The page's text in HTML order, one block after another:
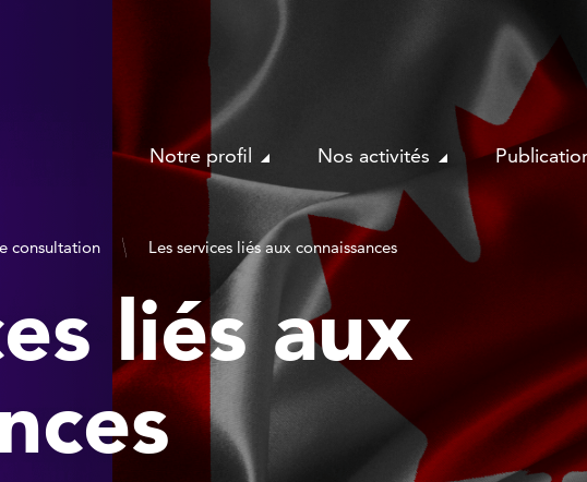
Notre profil Nos activités
consultation Les services liés aux connaissances
liés aux